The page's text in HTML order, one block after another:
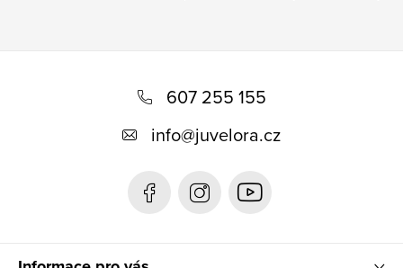
607 255 155
info@juvelora.cz